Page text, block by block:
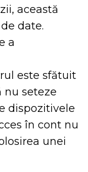
această
date.
a
este sfătuit
nu seteze
dispozitivele
în cont nu
unei